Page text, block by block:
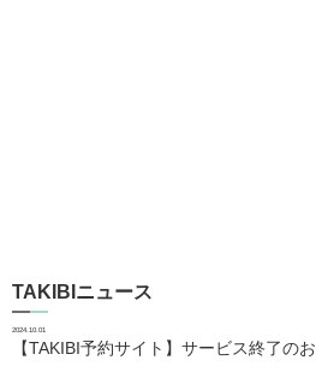
TAKIBIニュース
2024.10.01
【TAKIBI予約サイト】サービス終了の